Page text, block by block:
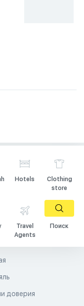
Hotels
Clothing
store
Travel
Agents
Поиск
доверия